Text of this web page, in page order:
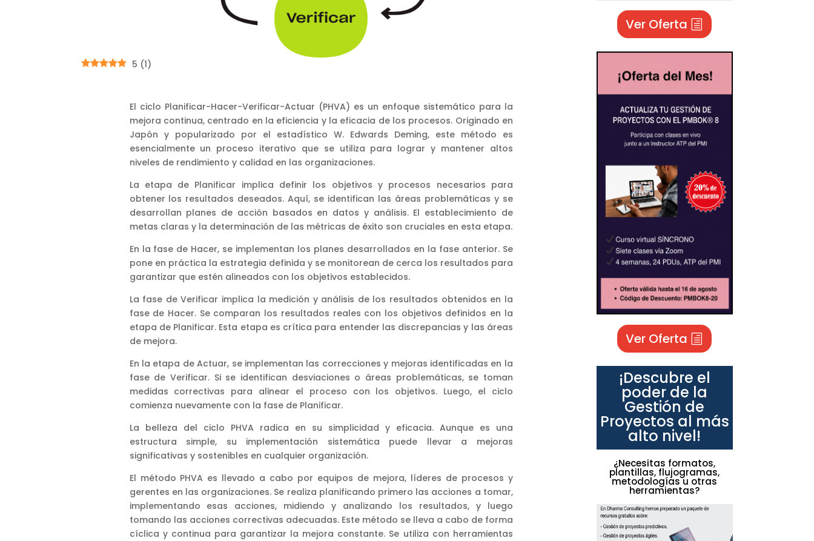
5 (1)
El ciclo Planificar-Hacer-Verificar-Actuar (PHVA) es un enfoque sistemático para la
mejora continua, centrado en la eficiencia y la eficacia de los procesos. Originado en
Japón y popularizado por el estadístico W. Edwards Deming, este método es
esencialmente un proceso iterativo que se utiliza para lograr y mantener altos
niveles de rendimiento y calidad en las organizaciones.
La etapa de Planificar implica definir los objetivos y procesos necesarios para
obtener los resultados deseados. Aquí, se identifican las áreas problemáticas y se
desarrollan planes de acción basados en datos y análisis. El establecimiento de
metas claras y la determinación de las métricas de éxito son cruciales en esta etapa.
En la fase de Hacer, se implementan los planes desarrollados en la fase anterior. Se
pone en práctica la estrategia definida y se monitorean de cerca los resultados para
garantizar que estén alineados con los objetivos establecidos.
La fase de Verificar implica la medición y análisis de los resultados obtenidos en la
fase de Hacer. Se comparan los resultados reales con los objetivos definidos en la
etapa de Planificar. Esta etapa es crítica para entender las discrepancias y las áreas
de mejora.
En la etapa de Actuar, se implementan las correcciones y mejoras identificadas en la
fase de Verificar. Si se identifican desviaciones o áreas problemáticas, se toman
medidas correctivas para alinear el proceso con los objetivos. Luego, el ciclo
comienza nuevamente con la fase de Planificar.
La belleza del ciclo PHVA radica en su simplicidad y eficacia. Aunque es una
estructura simple, su implementación sistemática puede llevar a mejoras
significativas y sostenibles en cualquier organización.
El método PHVA es llevado a cabo por equipos de mejora, líderes de procesos y
gerentes en las organizaciones. Se realiza planificando primero las acciones a tomar,
implementando esas acciones, midiendo y analizando los resultados, y luego
tomando las acciones correctivas adecuadas. Este método se lleva a cabo de forma
cíclica y continua para garantizar la mejora constante. Se utiliza con herramientas
Ver Oferta
Ver Oferta
¡Descubre el
poder de la
Gestión de
Proyectos al más
alto nivel!
¿Necesitas formatos,
plantillas, flujogramas,
metodologías u otras
herramientas?